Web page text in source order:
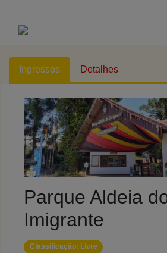
Ingressos Detalhes
Parque Aldeia
Imigrante
Classificação: Livre